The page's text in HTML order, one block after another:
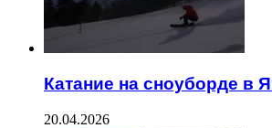
Катание на сноуборде в
20.04.2026